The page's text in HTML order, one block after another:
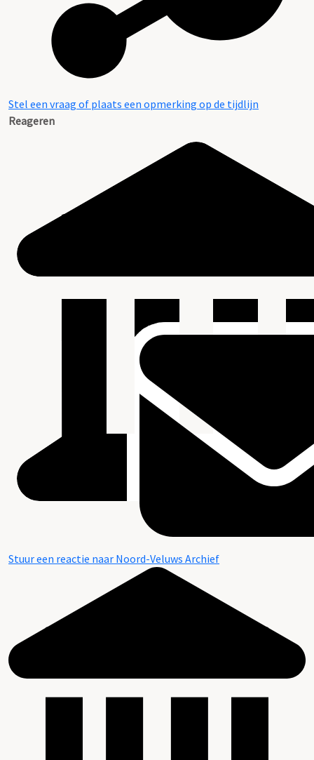
Stel een vraag of plaats een opmerking op de tijdlijn
Reageren
Stuur een reactie naar Noord-Veluws Archief